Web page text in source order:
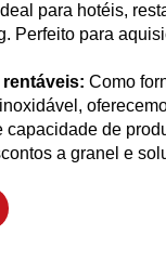
para hotéis,
Perfeito para
Como
capacidade de
a granel e